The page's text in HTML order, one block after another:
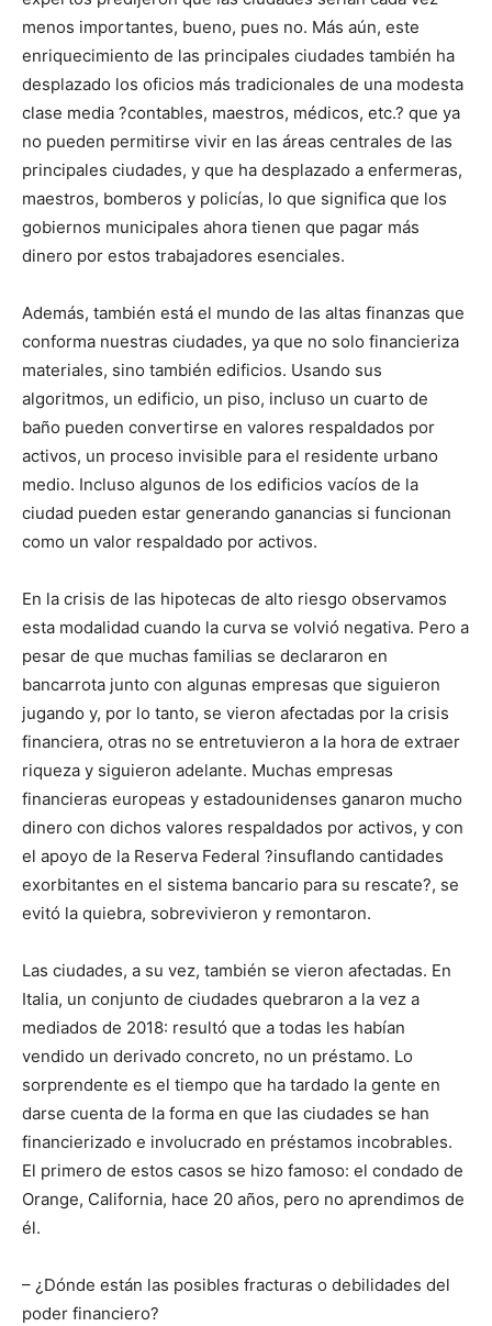
menos importantes, bueno, pues no. Más aún, este
enriquecimiento de las principales ciudades también ha
desplazado los oficios más tradicionales de una modesta
clase media ?contables, maestros, médicos, etc.? que ya
no pueden permitirse vivir en las áreas centrales de las
principales ciudades, y que ha desplazado a enfermeras,
maestros, bomberos y policías, lo que significa que los
gobiernos municipales ahora tienen que pagar más
dinero por estos trabajadores esenciales.
Además, también está el mundo de las altas finanzas que
conforma nuestras ciudades, ya que no solo financieriza
materiales, sino también edificios. Usando sus
algoritmos, un edificio, un piso, incluso un cuarto de
baño pueden convertirse en valores respaldados por
activos, un proceso invisible para el residente urbano
medio. Incluso algunos de los edificios vacíos de la
ciudad pueden estar generando ganancias si funcionan
como un valor respaldado por activos.
En la crisis de las hipotecas de alto riesgo observamos
esta modalidad cuando la curva se volvió negativa. Pero a
pesar de que muchas familias se declararon en
bancarrota junto con algunas empresas que siguieron
jugando y, por lo tanto, se vieron afectadas por la crisis
financiera, otras no se entretuvieron a la hora de extraer
riqueza y siguieron adelante. Muchas empresas
financieras europeas y estadounidenses ganaron mucho
dinero con dichos valores respaldados por activos, y con
el apoyo de la Reserva Federal ?insuflando cantidades
exorbitantes en el sistema bancario para su rescate?, se
evitó la quiebra, sobrevivieron y remontaron.
Las ciudades, a su vez, también se vieron afectadas. En
Italia, un conjunto de ciudades quebraron a la vez a
mediados de 2018: resultó que a todas les habían
vendido un derivado concreto, no un préstamo. Lo
sorprendente es el tiempo que ha tardado la gente en
darse cuenta de la forma en que las ciudades se han
financierizado e involucrado en préstamos incobrables.
El primero de estos casos se hizo famoso: el condado de
Orange, California, hace 20 años, pero no aprendimos de
él.
– ¿Dónde están las posibles fracturas o debilidades del
poder financiero?